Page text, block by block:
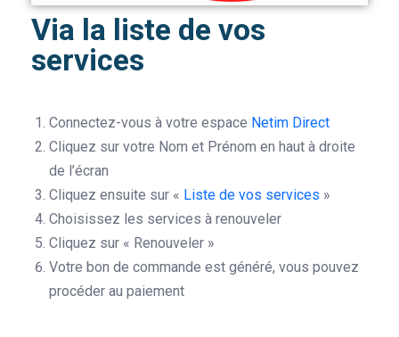
Via la liste de vos
services
Connectez-vous à votre espace Netim Direct
Cliquez sur votre Nom et Prénom en haut à droite
de l’écran
Cliquez ensuite sur « Liste de vos services »
Choisissez les services à renouveler
Cliquez sur « Renouveler »
Votre bon de commande est généré, vous pouvez
procéder au paiement